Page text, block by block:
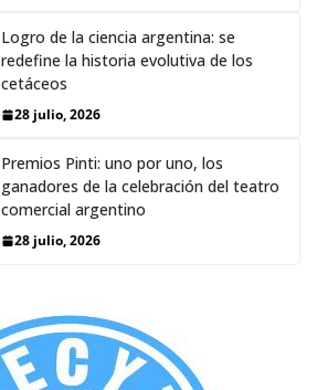
Logro de la ciencia argentina: se
redefine la historia evolutiva de los
cetáceos
28 julio, 2026
Premios Pinti: uno por uno, los
ganadores de la celebración del teatro
comercial argentino
28 julio, 2026